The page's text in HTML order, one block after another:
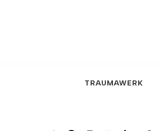
TRAUMAWERK